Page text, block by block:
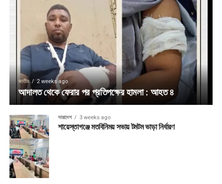
জাতীয় 2 weeks ago
আদালত থেকে ফেরার পর প্রতিপক্ষের হামলা : আহত ৪
সারাদেশ 3 weeks ago
শায়েস্তাগঞ্জে মতবিনিময় সভায় টমটম ভাড়া নির্ধারণ